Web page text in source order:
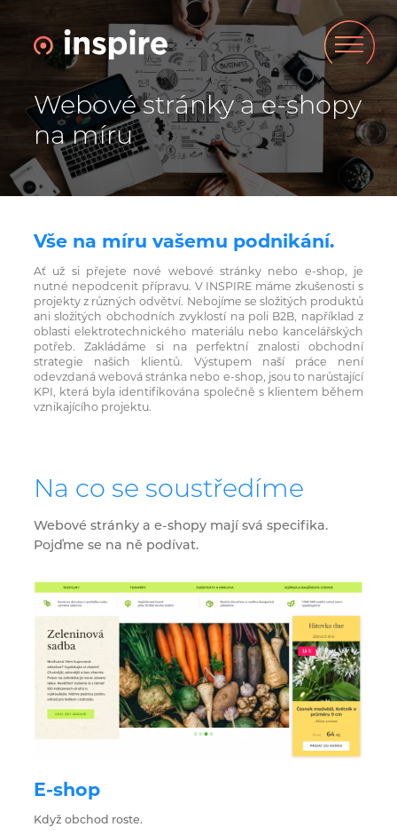
Webové stránky a e-shopy
na míru
Vše na míru vašemu podnikání.
Ať už si přejete nové webové stránky nebo e-shop, je
nutné nepodcenit přípravu. V INSPIRE máme zkušenosti s
projekty z různých odvětví. Nebojíme se složitých produktů
ani složitých obchodních zvyklostí na poli B2B, například z
oblasti elektrotechnického materiálu nebo kancelářských
potřeb. Zakládáme si na perfektní znalosti obchodní
strategie našich klientů. Výstupem naší práce není
odevzdaná webová stránka nebo e-shop, jsou to narůstající
KPI, která byla identifikována společně s klientem během
vznikajícího projektu.
Na co se soustředíme
Webové stránky a e-shopy mají svá specifika.
Pojďme se na ně podívat.
E-shop
Když obchod roste.